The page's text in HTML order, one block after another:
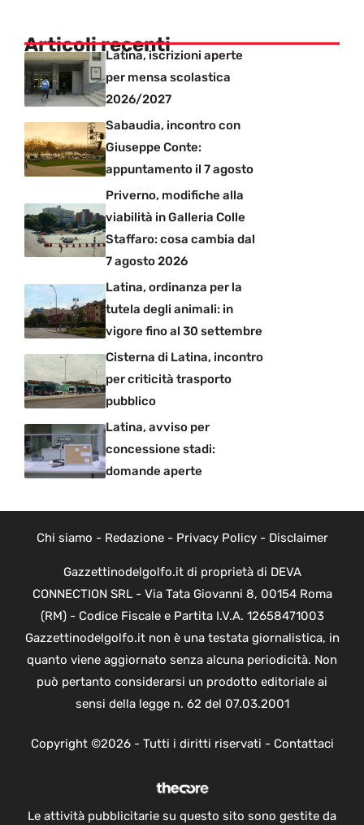
Articoli recentiLatina, iscrizioni aperte
per mensa scolastica
2026/2027
Sabaudia, incontro con
Giuseppe Conte:
appuntamento il 7 agosto
Priverno, modifiche alla
viabilità in Galleria Colle
Staffaro: cosa cambia dal
7 agosto 2026
Latina, ordinanza per la
tutela degli animali: in
vigore fino al 30 settembre
Cisterna di Latina, incontro
per criticità trasporto
pubblico
Latina, avviso per
concessione stadi:
domande aperte
Chi siamo - Redazione- Privacy Policy- Disclaimer
Gazzettinodelgolfo.it di proprietà di DEVA
CONNECTION SRL - Via Tata Giovanni 8, 00154 Roma
(RM) - Codice Fiscale e Partita I.V.A. 12658471003
Gazzettinodelgolfo.it non è una testata giornalistica, in
quanto viene aggiornato senza alcuna periodicità. Non
può pertanto considerarsi un prodotto editoriale ai
sensi della legge n. 62 del 07.03.2001
Copyright ©2026 - Tutti i diritti riservati - Contattaci
Le attività pubblicitarie su questo sito sono gestite da